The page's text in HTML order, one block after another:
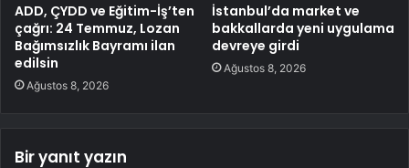
ADD, ÇYDD ve Eğitim-İş’ten
çağrı: 24 Temmuz, Lozan
Bağımsızlık Bayramı ilan
edilsin
Ağustos 8, 2026
İstanbul’da market ve
bakkallarda yeni uygulama
devreye girdi
Ağustos 8, 2026
Bir yanıt yazın